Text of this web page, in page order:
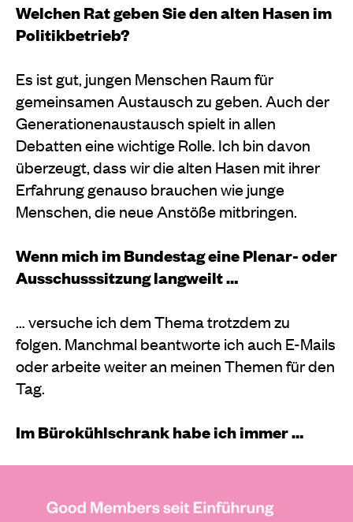
Welchen Rat geben Sie den alten Hasen im
Politikbetrieb?
Es ist gut, jungen Menschen Raum für
gemeinsamen Austausch zu geben. Auch der
Generationenaustausch spielt in allen
Debatten eine wichtige Rolle. Ich bin davon
überzeugt, dass wir die alten Hasen mit ihrer
Erfahrung genauso brauchen wie junge
Menschen, die neue Anstöße mitbringen.
Wenn mich im Bundestag eine Plenar- oder
Ausschusssitzung langweilt …
… versuche ich dem Thema trotzdem zu
folgen. Manchmal beantworte ich auch E-Mails
oder arbeite weiter an meinen Themen für den
Tag.
Im Bürokühlschrank habe ich immer …